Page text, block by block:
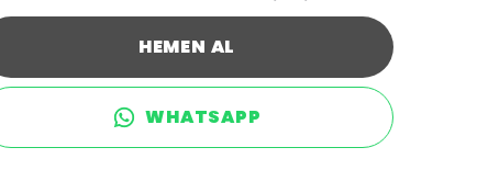
HEMEN AL
WHATSAPP